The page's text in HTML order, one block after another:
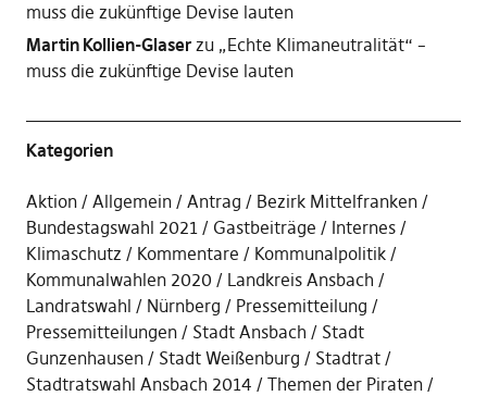
muss die zukünftige Devise lauten
Martin Kollien-Glaserzu „Echte Klimaneutralität“ –
muss die zukünftige Devise lauten
Kategorien
Aktion Allgemein Antrag
Bezirk Mittelfranken
Bundestagswahl 2021
Gastbeiträge
Internes
Klimaschutz
Kommentare
Kommunalpolitik
Kommunalwahlen 2020
Landkreis Ansbach
Landratswahl
Nürnberg
Pressemitteilung
Pressemitteilungen
Stadt Ansbach
Stadt
Gunzenhausen
Stadt Weißenburg
Stadtrat
Stadtratswahl Ansbach 2014
Themen der Piraten